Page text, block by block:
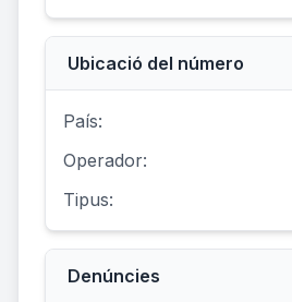
Ubicació del número
País:
Operador:
Tipus:
Denúncies